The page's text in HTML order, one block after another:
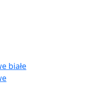
białe